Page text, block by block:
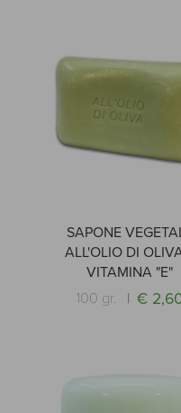
SAPONE
ALL'OLIO DI
VITAMINA "E"
100 gr.
€